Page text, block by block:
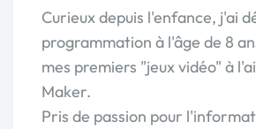
Curieux depuis l'enfance, j'ai
programmation à l'âge de 8
mes premiers "jeux vidéo" à
Maker.
Pris de passion pour